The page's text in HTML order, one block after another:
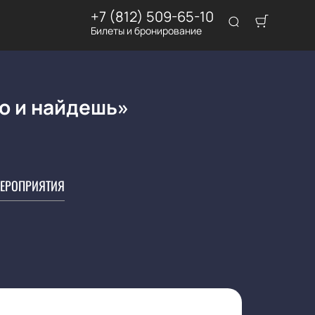
+7 (812) 509-65-10
Билеты и бронирование
и найдешь»